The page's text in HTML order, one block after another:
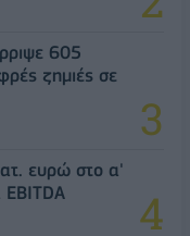
605
ζημιές σε
ευρώ στο α'